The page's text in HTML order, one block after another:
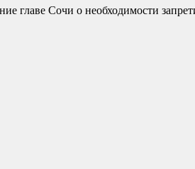
главе Сочи о необходимости